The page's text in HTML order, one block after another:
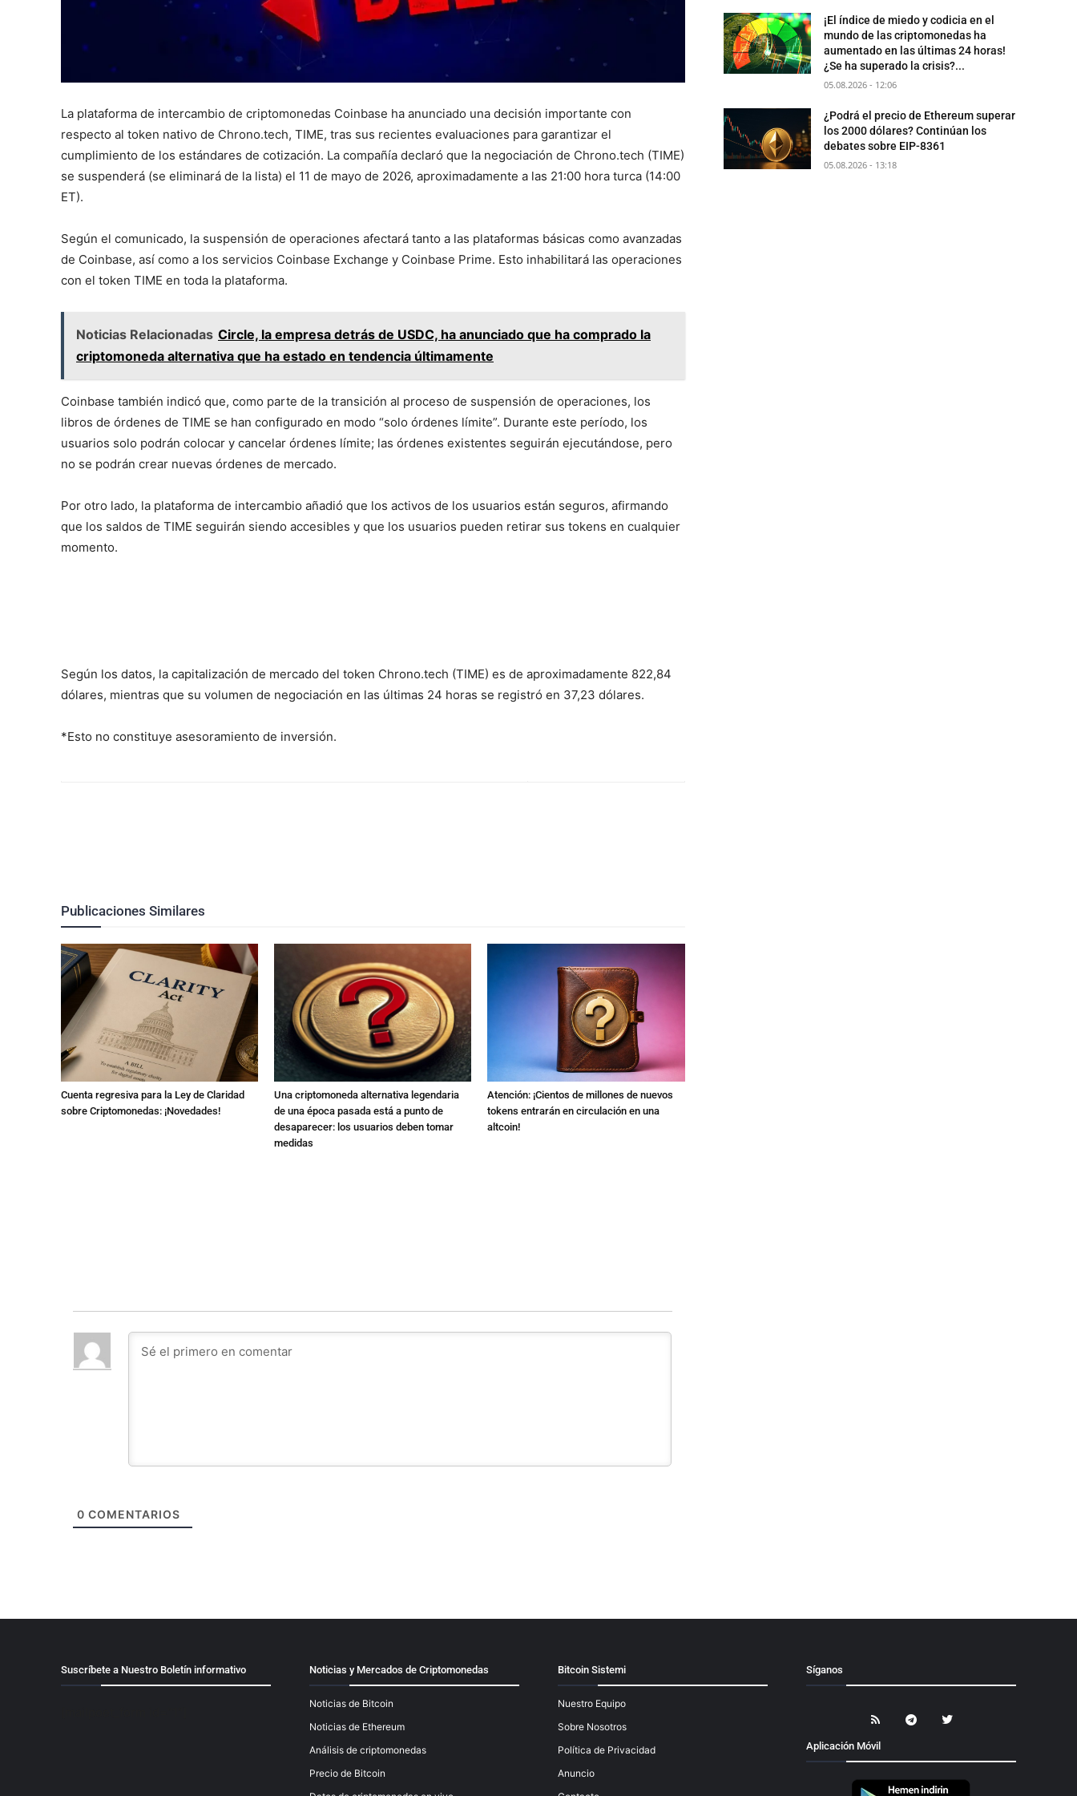
La plataforma de intercambio de criptomonedas Coinbase ha anunciado una decisión importante con
respecto al token nativo de Chrono.tech, TIME, tras sus recientes evaluaciones para garantizar el
cumplimiento de los estándares de cotización. La compañía declaró que la negociación de Chrono.tech (TIME)
se suspenderá (se eliminará de la lista) el 11 de mayo de 2026, aproximadamente a las 21:00 hora turca (14:00
ET).
Según el comunicado, la suspensión de operaciones afectará tanto a las plataformas básicas como avanzadas
de Coinbase, así como a los servicios Coinbase Exchange y Coinbase Prime. Esto inhabilitará las operaciones
con el token TIME en toda la plataforma.
Noticias Relacionadas Circle, la empresa detrás de USDC, ha anunciado que ha comprado la
criptomoneda alternativa que ha estado en tendencia últimamente
Coinbase también indicó que, como parte de la transición al proceso de suspensión de operaciones, los
libros de órdenes de TIME se han configurado en modo “solo órdenes límite”. Durante este período, los
usuarios solo podrán colocar y cancelar órdenes límite; las órdenes existentes seguirán ejecutándose, pero
no se podrán crear nuevas órdenes de mercado.
Por otro lado, la plataforma de intercambio añadió que los activos de los usuarios están seguros, afirmando
que los saldos de TIME seguirán siendo accesibles y que los usuarios pueden retirar sus tokens en cualquier
momento.
Según los datos, la capitalización de mercado del token Chrono.tech (TIME) es de aproximadamente 822,84
dólares, mientras que su volumen de negociación en las últimas 24 horas se registró en 37,23 dólares.
*Esto no constituye asesoramiento de inversión.
Publicaciones Similares
Cuenta regresiva para la Ley de Claridad
sobre Criptomonedas: ¡Novedades!
Una criptomoneda alternativa legendaria
de una época pasada está a punto de
desaparecer: los usuarios deben tomar
medidas
Atención: ¡Cientos de millones de nuevos
tokens entrarán en circulación en una
altcoin!
0 COMENTARIOS
¡El índice de miedo y codicia en el
mundo de las criptomonedas ha
aumentado en las últimas 24 horas!
¿Se ha superado la crisis?...
05.08.2026 - 12:06
¿Podrá el precio de Ethereum superar
los 2000 dólares? Continúan los
debates sobre EIP-8361
05.08.2026 - 13:18
Suscríbete a Nuestro Boletín informativo Noticias y Mercados de Criptomonedas
Noticias de Bitcoin
Noticias de Ethereum
Análisis de criptomonedas
Precio de Bitcoin
Bitcoin Sistemi
Nuestro Equipo
Sobre Nosotros
Política de Privacidad
Anuncio
Síganos
Aplicación Móvil